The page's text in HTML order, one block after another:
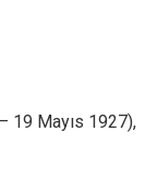
19 Mayıs 1927),